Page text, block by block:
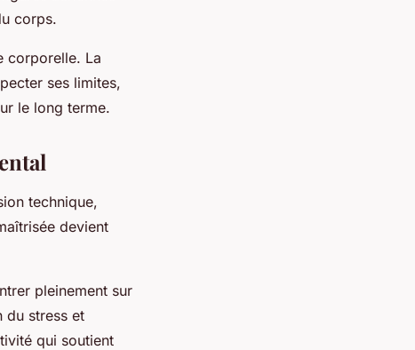
corps.
corporelle. La
ses limites,
le long terme.
technique,
devient
pleinement sur
du stress et
qui soutient